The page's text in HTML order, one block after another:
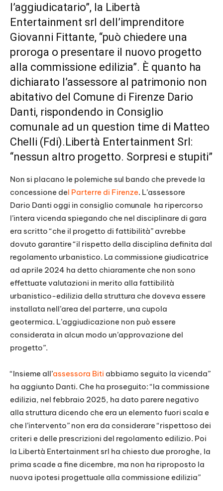
l’aggiudicatario”, la Libertà
Entertainment srl dell’imprenditore
Giovanni Fittante, “può chiedere una
proroga o presentare il nuovo progetto
alla commissione edilizia”. È quanto ha
dichiarato l’assessore al patrimonio non
abitativo del Comune di Firenze Dario
Danti, rispondendo in Consiglio
comunale ad un question time di Matteo
Chelli (Fdi).Libertà Entertainment Srl:
“nessun altro progetto. Sorpresi e stupiti”
Non si placano le polemiche sul bando che prevede la
concessione del Parterre di Firenze. L’assessore
Dario Danti oggi in consiglio comunale ha ripercorso
l’intera vicenda spiegando che nel disciplinare di gara
era scritto “che il progetto di fattibilità” avrebbe
dovuto garantire “il rispetto della disciplina definita dal
regolamento urbanistico. La commissione giudicatrice
ad aprile 2024 ha detto chiaramente che non sono
effettuate valutazioni in merito alla fattibilità
urbanistico-edilizia della struttura che doveva essere
installata nell’area del parterre, una cupola
geotermica. L’aggiudicazione non può essere
considerata in alcun modo un’approvazione del
progetto”.
“Insieme all’assessora Biti abbiamo seguito la vicenda”
ha aggiunto Danti. Che ha proseguito: “la commissione
edilizia, nel febbraio 2025, ha dato parere negativo
alla struttura dicendo che era un elemento fuori scala e
che l’intervento” non era da considerare “rispettoso dei
criteri e delle prescrizioni del regolamento edilizio. Poi
la Libertà Entertainment srl ha chiesto due proroghe, la
prima scade a fine dicembre, ma non ha riproposto la
nuova ipotesi progettuale alla commissione edilizia”